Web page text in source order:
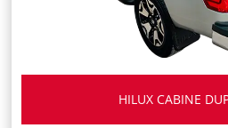
HILUX CABINE